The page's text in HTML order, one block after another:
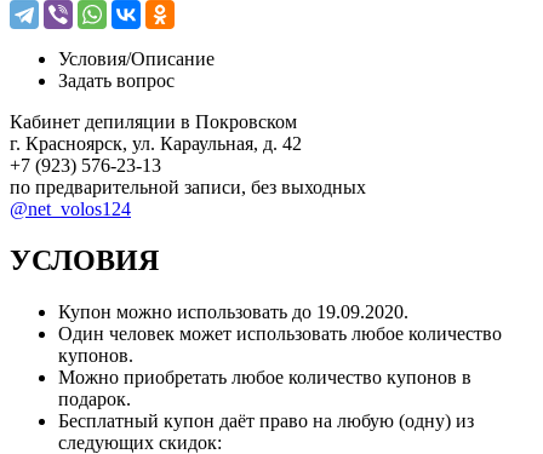
Условия/Описание
Задать вопрос
Кабинет депиляции в Покровском
г. Красноярск, ул. Караульная, д. 42
+7 (923) 576-23-13
по предварительной записи, без выходных
@net_volos124
УСЛОВИЯ
Купон можно использовать до 19.09.2020.
Один человек может использовать любое количество
купонов.
Можно приобретать любое количество купонов в
подарок.
Бесплатный купон даёт право на любую (одну) из
следующих скидок: